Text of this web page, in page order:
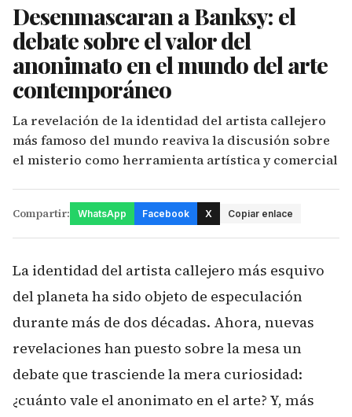
Desenmascaran a Banksy: el
debate sobre el valor del
anonimato en el mundo del arte
contemporáneo
La revelación de la identidad del artista callejero
más famoso del mundo reaviva la discusión sobre
el misterio como herramienta artística y comercial
Compartir: WhatsApp Facebook X Copiar enlace
La identidad del artista callejero más esquivo
del planeta ha sido objeto de especulación
durante más de dos décadas. Ahora, nuevas
revelaciones han puesto sobre la mesa un
debate que trasciende la mera curiosidad:
¿cuánto vale el anonimato en el arte? Y, más